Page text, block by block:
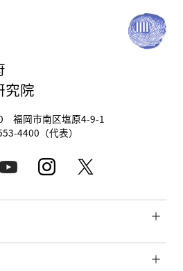
究院
福岡市南区塩原4-9-1
4400（代表）